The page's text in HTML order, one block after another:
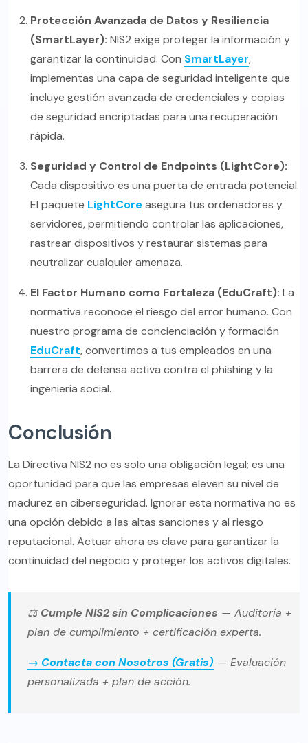
Protección Avanzada de Datos y Resiliencia
(SmartLayer): NIS2 exige proteger la información y
garantizar la continuidad. Con SmartLayer,
implementas una capa de seguridad inteligente que
incluye gestión avanzada de credenciales y copias
de seguridad encriptadas para una recuperación
rápida.
Seguridad y Control de Endpoints (LightCore):
Cada dispositivo es una puerta de entrada potencial.
El paquete LightCoreasegura tus ordenadores y
servidores, permitiendo controlar las aplicaciones,
rastrear dispositivos y restaurar sistemas para
neutralizar cualquier amenaza.
El Factor Humano como Fortaleza (EduCraft): La
normativa reconoce el riesgo del error humano. Con
nuestro programa de concienciación y formación
EduCraft, convertimos a tus empleados en una
barrera de defensa activa contra el phishing y la
ingeniería social.
Conclusión
La Directiva NIS2 no es solo una obligación legal; es una
oportunidad para que las empresas eleven su nivel de
madurez en ciberseguridad. Ignorar esta normativa no es
una opción debido a las altas sanciones y al riesgo
reputacional. Actuar ahora es clave para garantizar la
continuidad del negocio y proteger los activos digitales.
⚖️ Cumple NIS2 sin Complicaciones — Auditoría +
plan de cumplimiento + certificación experta.
→ Contacta con Nosotros (Gratis) — Evaluación
personalizada + plan de acción.